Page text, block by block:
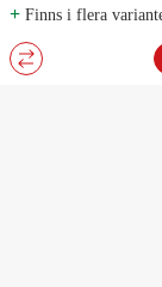
+ Finns i flera